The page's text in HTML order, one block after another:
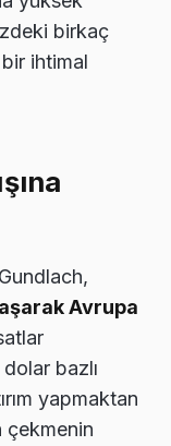
birkaç
ihtimal
Avrupa
bazlı
yapmaktan
çekmenin